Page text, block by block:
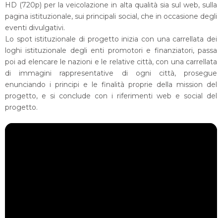
HD (720p) per la veicolazione in alta qualità sia sul web, sulla
pagina istituzionale, sui principali social, che in occasione degli
eventi divulgativi.
Lo spot istituzionale di progetto inizia con una carrellata dei
loghi istituzionale degli enti promotori e finanziatori, passa
poi ad elencare le nazioni e le relative città, con una carrellata
di immagini rappresentative di ogni città, prosegue
enunciando i principi e le finalità proprie della mission del
progetto, e si conclude con i riferimenti web e social del
progetto.